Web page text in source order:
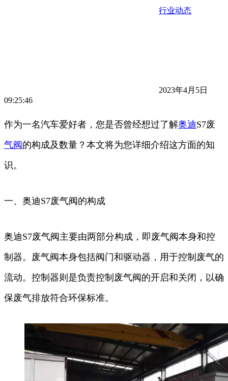
行业动态
2023年4月5日
09:25:46
作为一名汽车爱好者，您是否曾经想过了解奥迪S7废
气阀的构成及数量？本文将为您详细介绍这方面的知
识。
一、奥迪S7废气阀的构成
奥迪S7废气阀主要由两部分构成，即废气阀本身和控
制器。废气阀本身包括阀门和驱动器，用于控制废气的
流动。控制器则是负责控制废气阀的开启和关闭，以确
保废气排放符合环保标准。